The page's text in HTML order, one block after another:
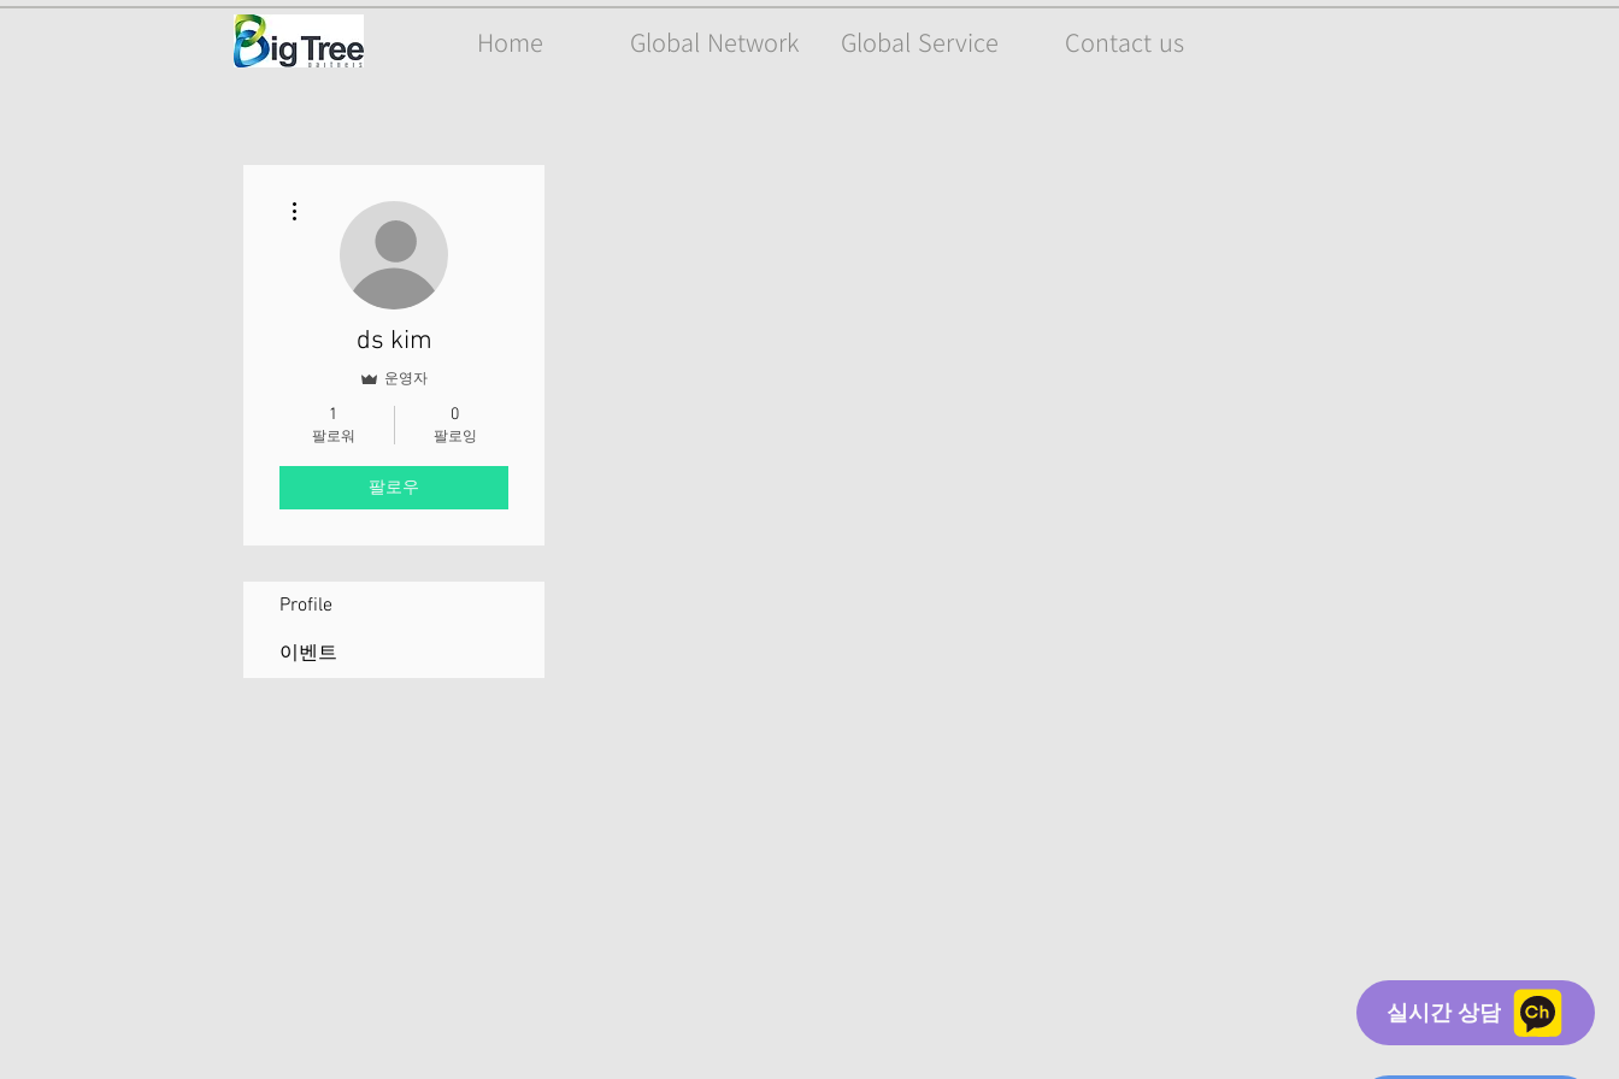
Home Global Network Global Service Contact us
ds kim
운영자
1
팔로워
0
팔로잉
팔로우
Profile
이벤트
실시간 상담